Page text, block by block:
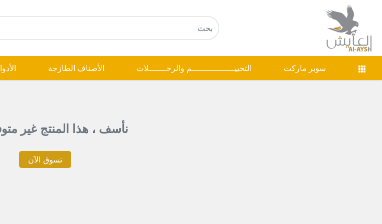
سوبر ماركت التخييـــــــــــــــــم والرحـــــــلات الأصناف الطازجة
نأسف ، هذا المنتج غير
تسوق الآن